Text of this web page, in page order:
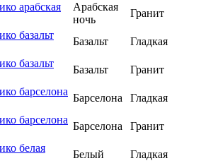
арабская
Арабская
ночь
Гранит
базальт
Базальт
Гладкая
базальт
Базальт
Гранит
барселона
Барселона
Гладкая
барселона
Барселона
Гранит
белая
Белый
Гладкая